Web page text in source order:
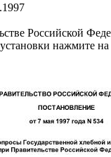
Российской
нажмите